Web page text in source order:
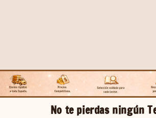
No te pierdas ningún